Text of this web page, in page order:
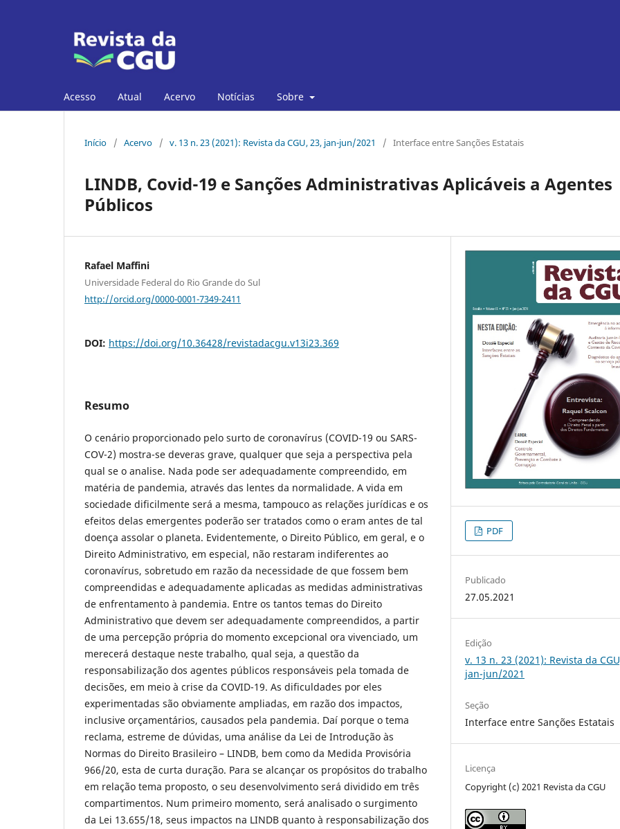
Acesso Atual Acervo Notícias Sobre
Início / Acervo / v. 13 n. 23 (2021): Revista da CGU, 23, jan-jun/2021 / Interface entre Sanções Estatais
LINDB, Covid-19 e Sanções Administrativas Aplicáveis a Agentes
Públicos
Rafael Maffini
Universidade Federal do Rio Grande do Sul
http://orcid.org/0000-0001-7349-2411
DOI: https://doi.org/10.36428/revistadacgu.v13i23.369
Resumo
O cenário proporcionado pelo surto de coronavírus (COVID-19 ou SARS-
COV-2) mostra-se deveras grave, qualquer que seja a perspectiva pela
qual se o analise. Nada pode ser adequadamente compreendido, em
matéria de pandemia, através das lentes da normalidade. A vida em
sociedade dificilmente será a mesma, tampouco as relações jurídicas e os
efeitos delas emergentes poderão ser tratados como o eram antes de tal
doença assolar o planeta. Evidentemente, o Direito Público, em geral, e o
Direito Administrativo, em especial, não restaram indiferentes ao
coronavírus, sobretudo em razão da necessidade de que fossem bem
compreendidas e adequadamente aplicadas as medidas administrativas
de enfrentamento à pandemia. Entre os tantos temas do Direito
Administrativo que devem ser adequadamente compreendidos, a partir
de uma percepção própria do momento excepcional ora vivenciado, um
merecerá destaque neste trabalho, qual seja, a questão da
responsabilização dos agentes públicos responsáveis pela tomada de
decisões, em meio à crise da COVID-19. As dificuldades por eles
experimentadas são obviamente ampliadas, em razão dos impactos,
inclusive orçamentários, causados pela pandemia. Daí porque o tema
reclama, estreme de dúvidas, uma análise da Lei de Introdução às
Normas do Direito Brasileiro – LINDB, bem como da Medida Provisória
966/20, esta de curta duração. Para se alcançar os propósitos do trabalho
em relação tema proposto, o seu desenvolvimento será dividido em três
compartimentos. Num primeiro momento, será analisado o surgimento
da Lei 13.655/18, seus impactos na LINDB quanto à responsabilização dos
PDF
Publicado
27.05.2021
Edição
v. 13 n. 23 (2021): Revista da
jan-jun/2021
Seção
Interface entre Sanções Estatais
Licença
Copyright (c) 2021 Revista da CGU